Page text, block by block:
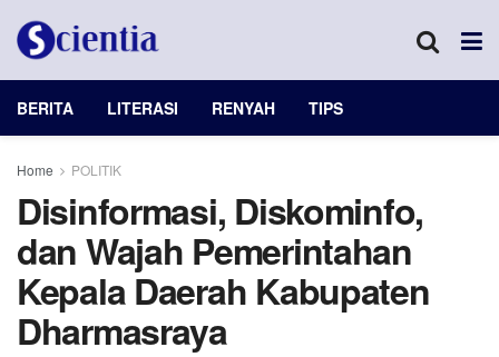
BERITA LITERASI RENYAH TIPS
Home POLITIK
Disinformasi, Diskominfo,
dan Wajah Pemerintahan
Kepala Daerah Kabupaten
Dharmasraya